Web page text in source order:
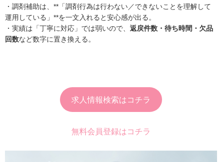
・調剤補助は、**「調剤行為は行わない／できないことを理解して
運用している」**を一文入れると安心感が出る。
・実績は「丁寧に対応」では弱いので、 返戻件数・待ち時間・欠品
回数など数字に置き換える。
求人情報検索はコチラ
無料会員登録はコチラ